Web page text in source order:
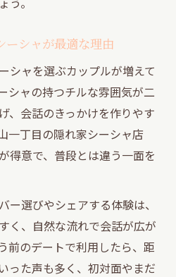
ーシャが最適な理由
シャを選ぶカップルが増えて
シャの持つチルな雰囲気が二
、会話のきっかけを作りやす
一丁目の隠れ家シーシャ店
得意で、普段とは違う一面を
ー選びやシェアする体験は、
く、自然な流れで会話が広が
前のデートで利用したら、距
った声も多く、初対面やまだ